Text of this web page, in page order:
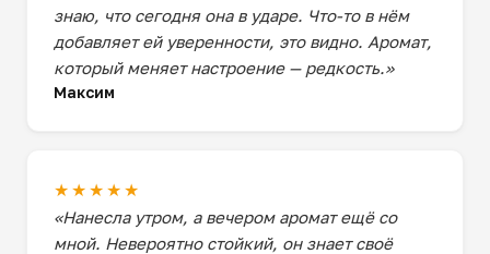
знаю, что сегодня она в ударе. Что-то в нём
добавляет ей уверенности, это видно. Аромат,
который меняет настроение — редкость.»
Максим
★★★★★
«Нанесла утром, а вечером аромат ещё со
мной. Невероятно стойкий, он знает своё